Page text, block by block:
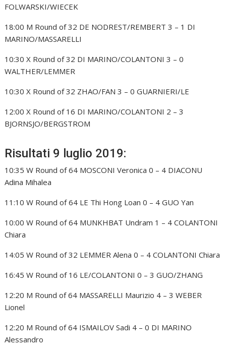
FOLWARSKI/WIECEK
18:00 M Round of 32 DE NODREST/REMBERT 3 – 1 DI
MARINO/MASSARELLI
10:30 X Round of 32 DI MARINO/COLANTONI 3 – 0
WALTHER/LEMMER
10:30 X Round of 32 ZHAO/FAN 3 – 0 GUARNIERI/LE
12:00 X Round of 16 DI MARINO/COLANTONI 2 – 3
BJORNSJO/BERGSTROM
Risultati 9 luglio 2019:
10:35 W Round of 64 MOSCONI Veronica 0 – 4 DIACONU
Adina Mihalea
11:10 W Round of 64 LE Thi Hong Loan 0 – 4 GUO Yan
10:00 W Round of 64 MUNKHBAT Undram 1 – 4 COLANTONI
Chiara
14:05 W Round of 32 LEMMER Alena 0 – 4 COLANTONI Chiara
16:45 W Round of 16 LE/COLANTONI 0 – 3 GUO/ZHANG
12:20 M Round of 64 MASSARELLI Maurizio 4 – 3 WEBER
Lionel
12:20 M Round of 64 ISMAILOV Sadi 4 – 0 DI MARINO
Alessandro